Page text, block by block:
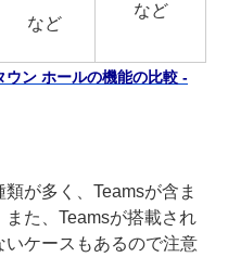
など
など
ウン ホールの機能の比較 -
が多く、Teamsが含ま
た、Teamsが搭載され
ケースもあるので注意